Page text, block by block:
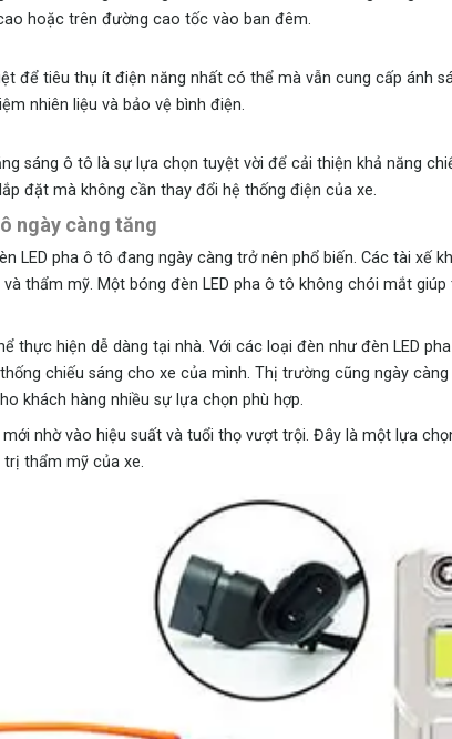
hoặc trên đường cao tốc vào ban đêm.
để tiêu thụ ít điện năng nhất có thể mà vẫn cung cấp ánh
nhiên liệu và bảo vệ bình điện.
sáng ô tô là sự lựa chọn tuyệt vời để cải thiện khả năng
đặt mà không cần thay đổi hệ thống điện của xe.
ngày càng tăng
LED pha ô tô đang ngày càng trở nên phổ biến. Các tài xế
thẩm mỹ. Một bóng đèn LED pha ô tô không chói mắt giúp
thực hiện dễ dàng tại nhà. Với các loại đèn như đèn LED
chiếu sáng cho xe của mình. Thị trường cũng ngày
khách hàng nhiều sự lựa chọn phù hợp.
nhờ vào hiệu suất và tuổi thọ vượt trội. Đây là một lựa
thẩm mỹ của xe.